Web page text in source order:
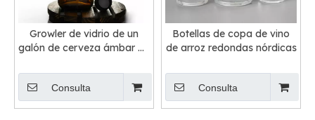
Growler de vidrio de un
galón de cerveza ámbar de
Consulta
Botellas de copa de vino
de arroz redondas nórdicas
Consulta